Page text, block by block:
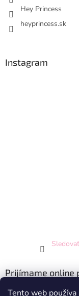
Tento web
Hey Princess
heyprincess.sk
Instagram
Prijímame online